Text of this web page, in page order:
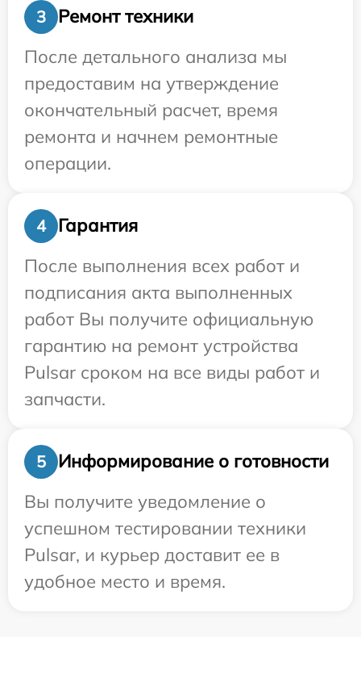
3
Ремонт техники
После детального анализа мы
предоставим на утверждение
окончательный расчет, время
ремонта и начнем ремонтные
операции.
4
Гарантия
После выполнения всех работ и
подписания акта выполненных
работ Вы получите официальную
гарантию на ремонт устройства
Pulsar сроком на все виды работ и
запчасти.
5
Информирование о готовности
Вы получите уведомление о
успешном тестировании техники
Pulsar, и курьер доставит ее в
удобное место и время.